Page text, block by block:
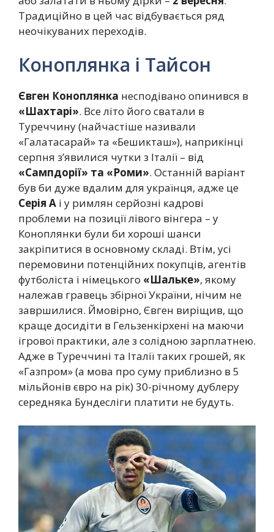
Традиційно в цей час відбувається ряд
неочікуваних переходів.
Коноплянка і Тайсон
Євген Коноплянка несподівано опинився в
«Шахтарі». Все літо його сватали в
Туреччину (найчастіше називали
«Галатасарай» та «Бешикташ»), наприкінці
серпня з’явилися чутки з Італії – від
«Сампдорії» та «Роми». Останній варіант
був би дуже вдалим для українця, адже це
Серія А і у римлян серйозні кадрові
проблеми на позиції лівого вінгера – у
Коноплянки були би хороші шанси
закріпитися в основному складі. Втім, усі
перемовини потенційних покупців, агентів
футболіста і німецького «Шальке», якому
належав гравець збірної України, нічим не
завршилися. Ймовірно, Євген виріщив, що
краще досидіти в Гельзенкірхені на маючи
ігрової практики, але з солідною зарплатнею.
Адже в Туреччині та Італії таких грошей, як
«Газпром» (а мова про суму приблизно в 5
мільйонів євро на рік) 30-річному дублеру
середняка Бундесліги платити не будуть.